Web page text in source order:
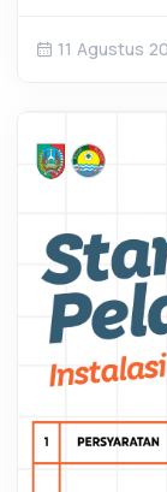
11 Agustus